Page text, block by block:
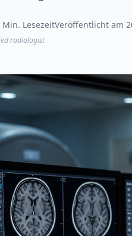
Min. LesezeitVeröffentlicht am
radiologist